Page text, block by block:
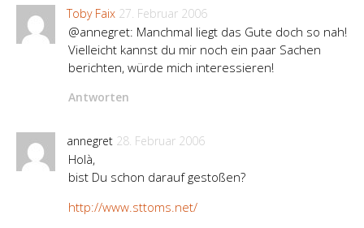
Toby Faix 27. Februar 2006
@annegret: Manchmal liegt das Gute doch so nah!
Vielleicht kannst du mir noch ein paar Sachen
berichten, würde mich interessieren!
Antworten
annegret 28. Februar 2006
Holà,
bist Du schon darauf gestoßen?
http://www.sttoms.net/